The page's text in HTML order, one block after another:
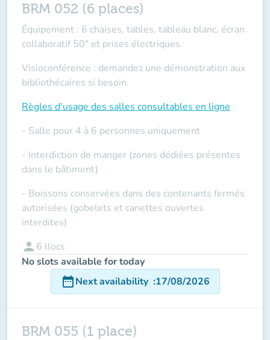
BRM 052 (6 places)
Équipement : 6 chaises, tables, tableau blanc, écran
collaboratif 50" et prises électriques.
Visioconférence : demandez une démonstration aux
bibliothécaires si besoin.
Règles d'usage des salles consultables en ligne :
- Salle pour 4 à 6 personnes uniquement
- Interdiction de manger (zones dédiées présentes
dans le bâtiment)
- Boissons conservées dans des contenants fermés
autorisées (gobelets et canettes ouvertes
interdites)
person 6 llocs
No slots available for today
date_rangeNext availability :17/08/2026
BRM 055 (1 place)